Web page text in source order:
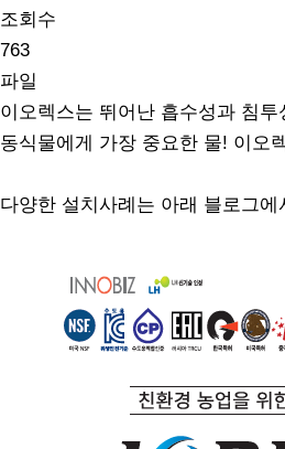
조회수
763
파일
이오렉스는 뛰어난 흡수성과 침
동식물에게 가장 중요한 물! 이오
다양한 설치사례는 아래 블로그